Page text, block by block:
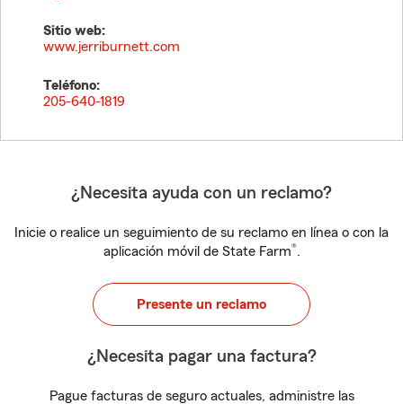
Sitio web:
www.jerriburnett.com
Teléfono:
205-640-1819
¿Necesita ayuda con un reclamo?
Inicie o realice un seguimiento de su reclamo en línea o con la
aplicación móvil de State Farm®.
Presente un reclamo
¿Necesita pagar una factura?
Pague facturas de seguro actuales, administre las